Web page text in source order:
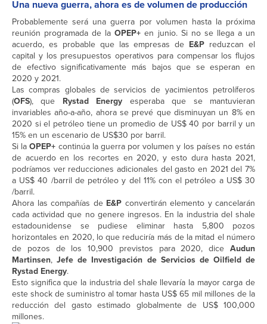
Una nueva guerra, ahora es de volumen de producción
Probablemente será una guerra por volumen hasta la próxima
reunión programada de laOPEP+ en junio. Si no se llega a un
acuerdo, es probable que las empresas de E&P reduzcan el
capital y los presupuestos operativos para compensar los flujos
de efectivo significativamente más bajos que se esperan en
2020 y 2021.
Las compras globales de servicios de yacimientos petrolíferos
(OFS), que Rystad Energy esperaba que se mantuvieran
invariables año-a-año, ahora se prevé que disminuyan un 8% en
2020 si el petróleo tiene un promedio de US$ 40 por barril y un
15% en un escenario de US$30 por barril.
Si laOPEP+ continúa la guerra por volumen y los países no están
de acuerdo en los recortes en 2020, y esto dura hasta 2021,
podríamos ver reducciones adicionales del gasto en 2021 del 7%
a US$ 40 /barril de petróleo y del 11% con el petróleo a US$ 30
/barril.
Ahora las compañías deE&P convertirán elemento y cancelarán
cada actividad que no genere ingresos. En la industria del shale
estadounidense se pudiese eliminar hasta 5,800 pozos
horizontales en 2020, lo que reduciría más de la mitad el número
de pozos de los 10,900 previstos para 2020, dice Audun
Martinsen,Jefe de Investigación de Servicios de Oilfield de
Rystad Energy.
Esto significa que la industria del shale llevaría la mayor carga de
este shock de suministro al tomar hasta US$ 65 mil millones de la
reducción del gasto estimado globalmente de US$ 100,000
millones.